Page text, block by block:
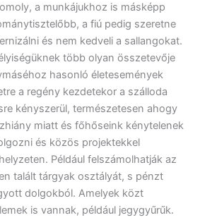
a munkájukhoz is másképp
a fiú pedig szeretne
és nem kedveli a sallangokat.
több olyan összetevője
hasonló életesemények
a regény kezdetekor a szálloda
kényszerül, természetesen ahogy
miatt és főhőseink kénytelenek
és közös projektekkel
Például felszámolhatják az
talált tárgyak osztályát, s pénzt
dolgokból. Amelyek közt
is vannak, például jegygyűrűk.